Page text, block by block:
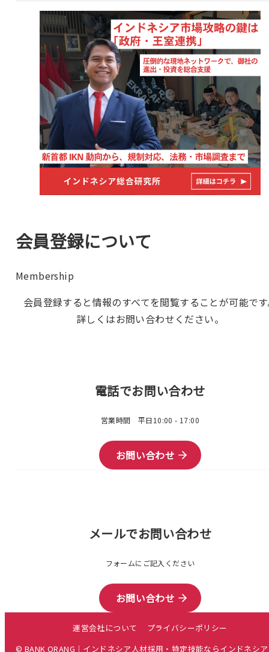
会員登録について
Membership
会員登録すると情報のすべてを閲覧することが可能で
詳しくはお問い合わせください。
電話でお問い合わせ
営業時間 平日10:00 - 17:00
お問い合わせ
メールでお問い合わせ
フォームにご記入ください
お問い合わせ
運営会社について
プライバシーポリシー
© BANK ORANG｜インドネシア人材採用・特定技能ならインドネシ